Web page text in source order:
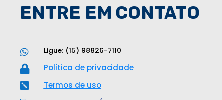
ENTRE EM CONTATO
 Ligue: (15) 98826-7110
 Política de privacidade
 Termos de uso